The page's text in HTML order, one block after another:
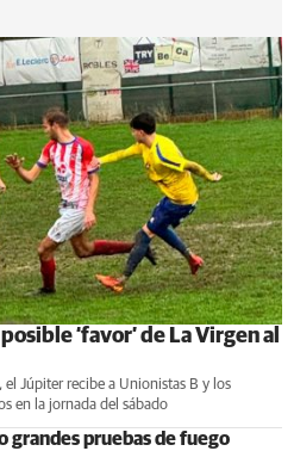
‘favor’ de La Virgen al
Júpiter recibe a Unionistas B y los
en la jornada del sábado
grandes pruebas de fuego